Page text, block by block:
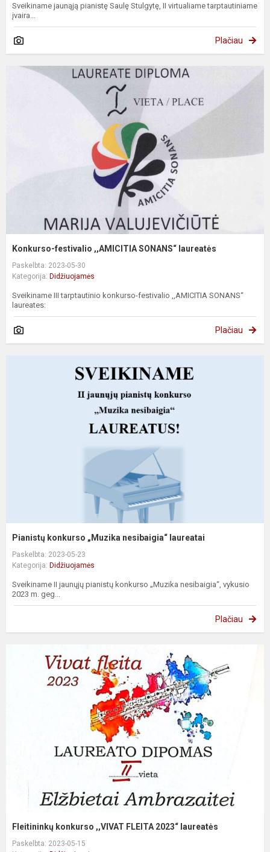
Sveikiname jaunąją pianistę Saulę Stulgytę, II virtualiame tarptautiniame
įvaira...
Plačiau
Konkurso-festivalio ,,AMICITIA SONANS“ laureatės
Paskelbta: 2023-05-30
Kategorija: Didžiuojamės
Sveikiname III tarptautinio konkurso-festivalio ,,AMICITIA SONANS“
laureates:
Plačiau
Pianistų konkurso „Muzika nesibaigia“ laureatai
Paskelbta: 2023-05-23
Kategorija: Didžiuojamės
Sveikiname II jaunųjų pianistų konkurso „Muzika nesibaigia“, vykusio
2023 m. geg...
Plačiau
Fleitininkų konkurso ,,VIVAT FLEITA 2023“ laureatės
Paskelbta: 2023-05-15